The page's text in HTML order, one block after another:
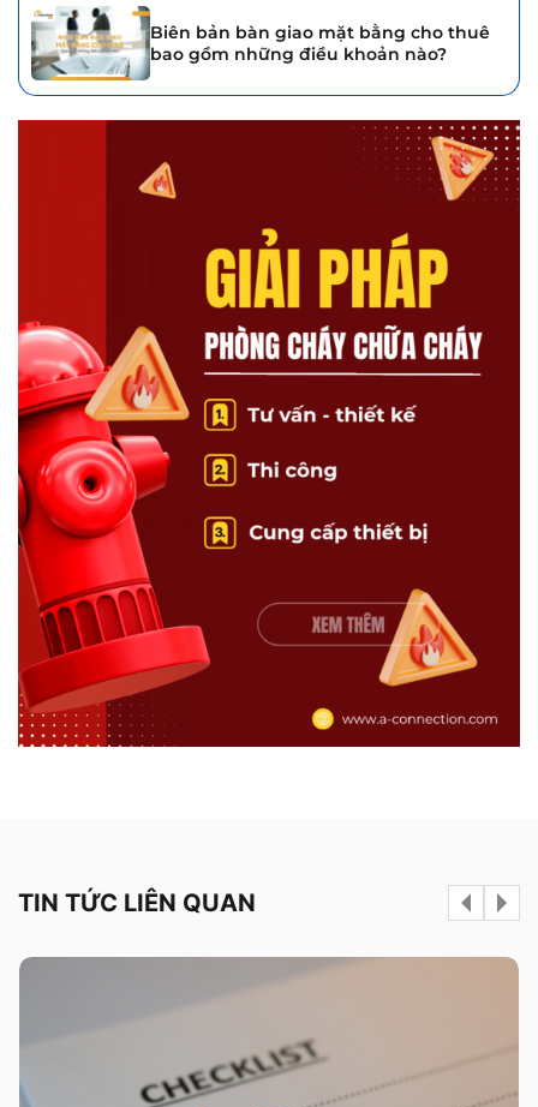
Biên bản bàn giao mặt bằng cho thuê
bao gồm những điều khoản nào?
TIN TỨC LIÊN QUAN